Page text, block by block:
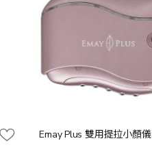
Emay Plus 雙用提拉小顏儀